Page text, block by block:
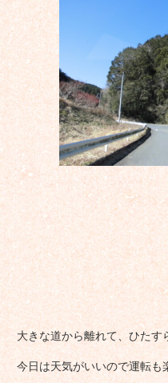
大きな道から離れて、ひたす
今日は天気がいいので運転も